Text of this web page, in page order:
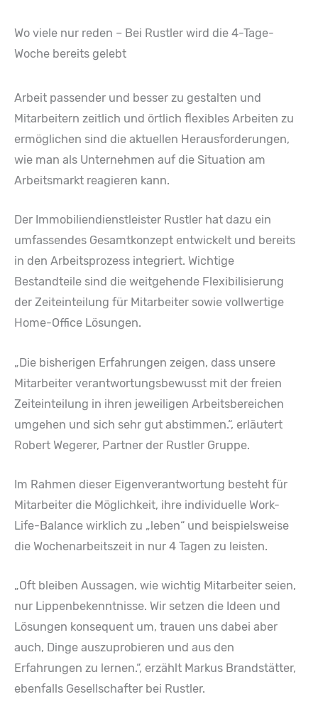
Wo viele nur reden – Bei Rustler wird die 4-Tage-
Woche bereits gelebt
Arbeit passender und besser zu gestalten und
Mitarbeitern zeitlich und örtlich flexibles Arbeiten zu
ermöglichen sind die aktuellen Herausforderungen,
wie man als Unternehmen auf die Situation am
Arbeitsmarkt reagieren kann.
Der Immobiliendienstleister Rustler hat dazu ein
umfassendes Gesamtkonzept entwickelt und bereits
in den Arbeitsprozess integriert. Wichtige
Bestandteile sind die weitgehende Flexibilisierung
der Zeiteinteilung für Mitarbeiter sowie vollwertige
Home-Office Lösungen.
„Die bisherigen Erfahrungen zeigen, dass unsere
Mitarbeiter verantwortungsbewusst mit der freien
Zeiteinteilung in ihren jeweiligen Arbeitsbereichen
umgehen und sich sehr gut abstimmen.“, erläutert
Robert Wegerer, Partner der Rustler Gruppe.
Im Rahmen dieser Eigenverantwortung besteht für
Mitarbeiter die Möglichkeit, ihre individuelle Work-
Life-Balance wirklich zu „leben“ und beispielsweise
die Wochenarbeitszeit in nur 4 Tagen zu leisten.
„Oft bleiben Aussagen, wie wichtig Mitarbeiter seien,
nur Lippenbekenntnisse. Wir setzen die Ideen und
Lösungen konsequent um, trauen uns dabei aber
auch, Dinge auszuprobieren und aus den
Erfahrungen zu lernen.“, erzählt Markus Brandstätter,
ebenfalls Gesellschafter bei Rustler.